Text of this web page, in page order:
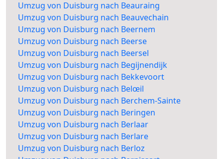
Umzug von Duisburg nach Beauraing
Umzug von Duisburg nach Beauvechain
Umzug von Duisburg nach Beernem
Umzug von Duisburg nach Beerse
Umzug von Duisburg nach Beersel
Umzug von Duisburg nach Begijnendijk
Umzug von Duisburg nach Bekkevoort
Umzug von Duisburg nach Belœil
Umzug von Duisburg nach Berchem-Sainte
Umzug von Duisburg nach Beringen
Umzug von Duisburg nach Berlaar
Umzug von Duisburg nach Berlare
Umzug von Duisburg nach Berloz